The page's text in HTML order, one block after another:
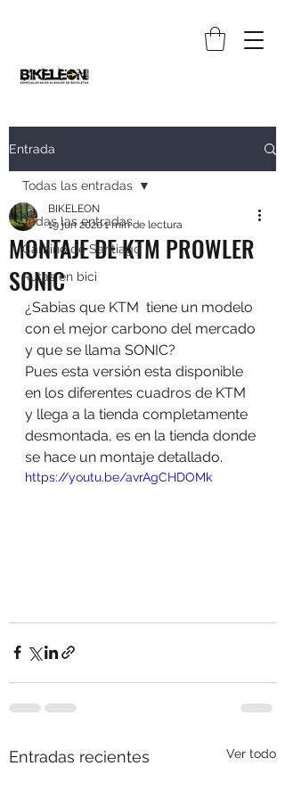
Entrada
Todas las entradas
Camino de Santiago
Rutas en bici
Todas las entradas
MONTAJE DE KTM PROWLER
SONIC
BIKELEON
19 jun 20201 min de lectura
¿Sabias que KTM  tiene un modelo
con el mejor carbono del mercado
y que se llama SONIC?
Pues esta versión esta disponible
en los diferentes cuadros de KTM
y llega a la tienda completamente
desmontada, es en la tienda donde
se hace un montaje detallado.
https://youtu.be/avrAgCHDOMk
Entradas recientes Ver todo